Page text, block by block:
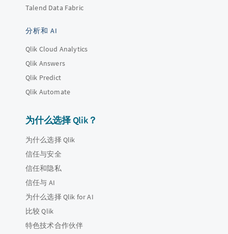
Talend Data Fabric
分析和 AI
Qlik Cloud Analytics
Qlik Answers
Qlik Predict
Qlik Automate
为什么选择 Qlik？
为什么选择 Qlik
信任与安全
信任和隐私
信任与 AI
为什么选择 Qlik for AI
比较 Qlik
特色技术合作伙伴